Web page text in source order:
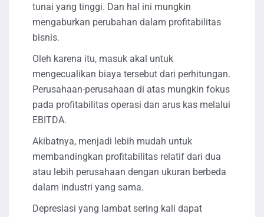
tunai yang tinggi. Dan hal ini mungkin
mengaburkan perubahan dalam profitabilitas
bisnis.
Oleh karena itu, masuk akal untuk
mengecualikan biaya tersebut dari perhitungan.
Perusahaan-perusahaan di atas mungkin fokus
pada profitabilitas operasi dan arus kas melalui
EBITDA.
Akibatnya, menjadi lebih mudah untuk
membandingkan profitabilitas relatif dari dua
atau lebih perusahaan dengan ukuran berbeda
dalam industri yang sama.
Depresiasi yang lambat sering kali dapat